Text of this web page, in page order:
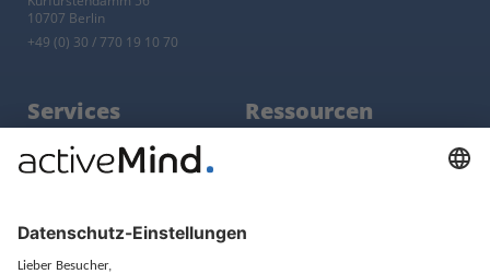
10707 Berlin
+49 (0) 30 / 770 19 10 70
Services
EU-Vertreter
Ressourcen